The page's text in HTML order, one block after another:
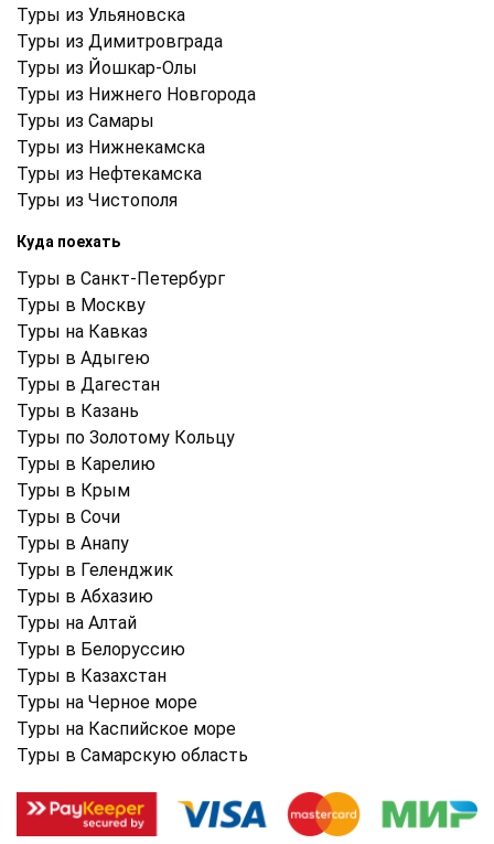
Туры из Ульяновска
Туры из Димитровграда
Туры из Йошкар-Олы
Туры из Нижнего Новгорода
Туры из Самары
Туры из Нижнекамска
Туры из Нефтекамска
Туры из Чистополя
Куда поехать
Туры в Санкт-Петербург
Туры в Москву
Туры на Кавказ
Туры в Адыгею
Туры в Дагестан
Туры в Казань
Туры по Золотому Кольцу
Туры в Карелию
Туры в Крым
Туры в Cочи
Туры в Анапу
Туры в Геленджик
Туры в Абхазию
Туры на Алтай
Туры в Белоруссию
Туры в Казахстан
Туры на Черное море
Туры на Каспийское море
Туры в Самарскую область